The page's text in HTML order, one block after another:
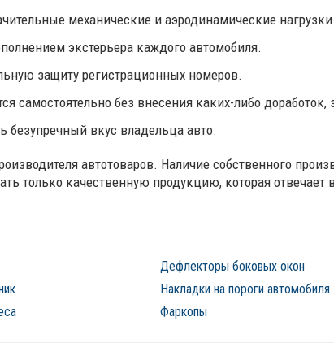
механические и аэродинамические нагрузки.
экстерьера каждого автомобиля.
защиту регистрационных номеров.
самостоятельно без внесения каких-либо доработок,
безупречный вкус владельца авто.
автотоваров. Наличие собственного
только качественную продукцию, которая отвечает
Дефлекторы боковых окон
Накладки на пороги автомобиля
Фаркопы